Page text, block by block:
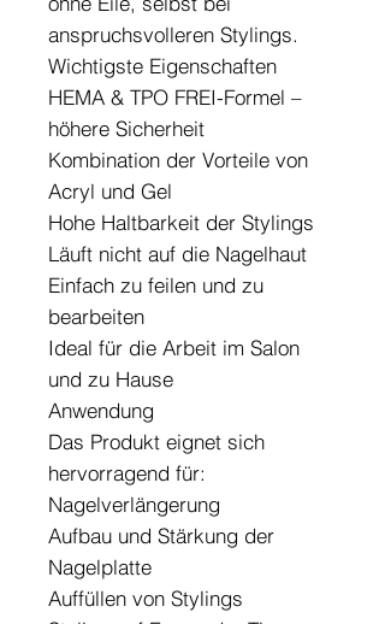
anspruchsvolleren Stylings.
Wichtigste Eigenschaften
HEMA & TPO FREI-Formel –
höhere Sicherheit
Kombination der Vorteile von
Acryl und Gel
Hohe Haltbarkeit der Stylings
Läuft nicht auf die Nagelhaut
Einfach zu feilen und zu
bearbeiten
Ideal für die Arbeit im Salon
und zu Hause
Anwendung
Das Produkt eignet sich
hervorragend für:
Nagelverlängerung
Aufbau und Stärkung der
Nagelplatte
Auffüllen von Stylings